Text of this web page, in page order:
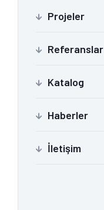
Projeler
Referanslar
Katalog
Haberler
İletişim